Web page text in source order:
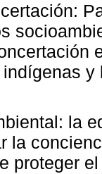
la
la
proteger